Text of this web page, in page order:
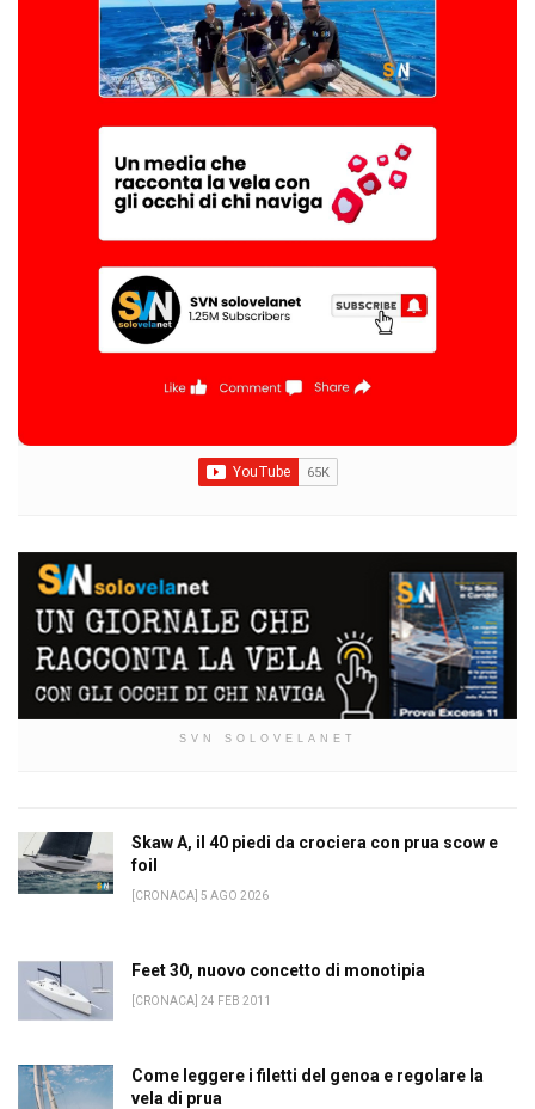
SVN SOLOVELANET
Skaw A, il 40 piedi da crociera con prua scow e
foil
[CRONACA] 5 AGO 2026
Feet 30, nuovo concetto di monotipia
[CRONACA] 24 FEB 2011
Come leggere i filetti del genoa e regolare la
vela di prua